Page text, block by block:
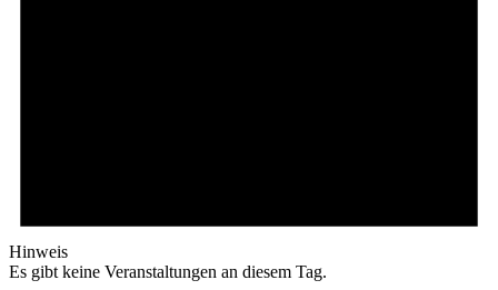
Hinweis
Es gibt keine Veranstaltungen an diesem Tag.